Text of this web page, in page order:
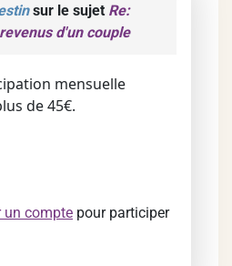
sur le sujet Re:
d'un couple
mensuelle
de 45€.
un compte pour participer